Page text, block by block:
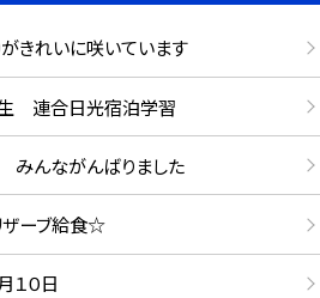
きれいに咲いています
連合日光宿泊学習
んながんばりました
ーブ給食☆
０日